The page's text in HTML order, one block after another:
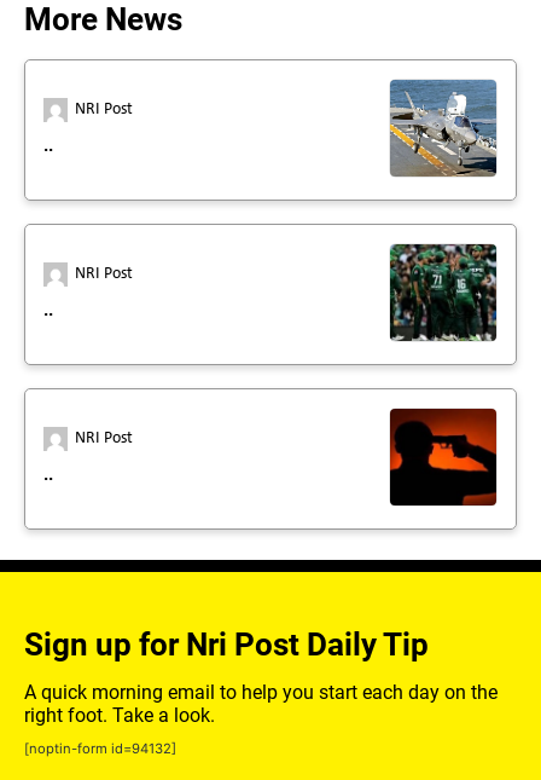
More News
NRI Post
..
NRI Post
..
NRI Post
..
Sign up for Nri Post Daily Tip
A quick morning email to help you start each day on the
right foot. Take a look.
[noptin-form id=94132]